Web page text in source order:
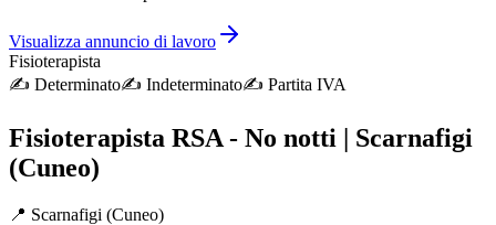
Visualizza annuncio di lavoro
Fisioterapista
✍️ Determinato✍️ Indeterminato✍️ Partita IVA
Fisioterapista RSA - No notti | Scarnafigi
(Cuneo)
📍 Scarnafigi (Cuneo)